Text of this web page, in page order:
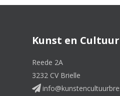
Kunst en
Reede 2A
3232 CV Brielle